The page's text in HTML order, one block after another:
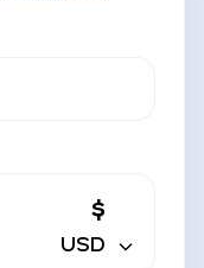
$
USD